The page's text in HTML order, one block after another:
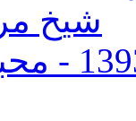
شيخ
جلسات دهه